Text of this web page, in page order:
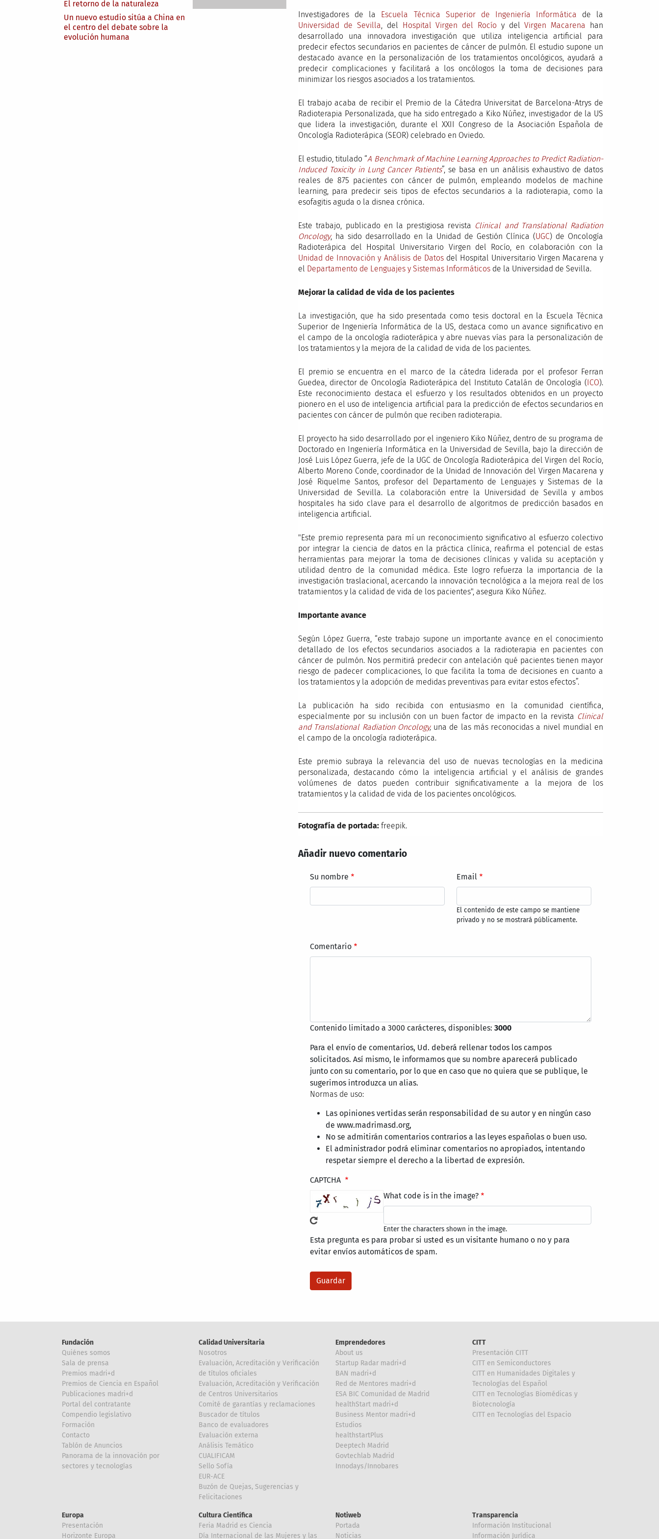
El retorno de la naturaleza
Un nuevo estudio sitúa a China en
el centro del debate sobre la
evolución humana
Investigadores de la Escuela Técnica Superior de Ingeniería Informática de la
Universidad de Sevilla, del Hospital Virgen del Rocío y delVirgen Macarena han
desarrollado una innovadora investigación que utiliza inteligencia artificial para
predecir efectos secundarios en pacientes de cáncer de pulmón. El estudio supone un
destacado avance en la personalización de los tratamientos oncológicos, ayudará a
predecir complicaciones y facilitará a los oncólogos la toma de decisiones para
minimizar los riesgos asociados a los tratamientos.
El trabajo acaba de recibir el Premio de la Cátedra Universitat de Barcelona-Atrys de
Radioterapia Personalizada, que ha sido entregado a Kiko Núñez, investigador de la US
que lidera la investigación, durante el XXII Congreso de la Asociación Española de
Oncología Radioterápica (SEOR) celebrado en Oviedo.
El estudio, titulado “A Benchmark of Machine Learning Approaches to Predict Radiation-
Induced Toxicity in Lung Cancer Patients”, se basa en un análisis exhaustivo de datos
reales de 875 pacientes con cáncer de pulmón, empleando modelos de machine
learning, para predecir seis tipos de efectos secundarios a la radioterapia, como la
esofagitis aguda o la disnea crónica.
Este trabajo, publicado en la prestigiosa revista Clinical and Translational Radiation
Oncology, ha sido desarrollado en la Unidad de Gestión Clínica (UGC) de Oncología
Radioterápica del Hospital Universitario Virgen del Rocío, en colaboración con la
Unidad de Innovación y Análisis de Datosdel Hospital Universitario Virgen Macarena y
el Departamento de Lenguajes y Sistemas Informáticos de la Universidad de Sevilla.
Mejorar la calidad de vida de los pacientes
La investigación, que ha sido presentada como tesis doctoral en la Escuela Técnica
Superior de Ingeniería Informática de la US, destaca como un avance significativo en
el campo de la oncología radioterápica y abre nuevas vías para la personalización de
los tratamientos y la mejora de la calidad de vida de los pacientes.
El premio se encuentra en el marco de la cátedra liderada por el profesor Ferran
Guedea, director de Oncología Radioterápica del Instituto Catalán de Oncología ( ICO).
Este reconocimiento destaca el esfuerzo y los resultados obtenidos en un proyecto
pionero en el uso de inteligencia artificial para la predicción de efectos secundarios en
pacientes con cáncer de pulmón que reciben radioterapia.
El proyecto ha sido desarrollado por el ingeniero Kiko Núñez, dentro de su programa de
Doctorado en Ingeniería Informática en la Universidad de Sevilla, bajo la dirección de
José Luis López Guerra, jefe de la UGC de Oncología Radioterápica del Virgen del Rocío,
Alberto Moreno Conde, coordinador de la Unidad de Innovación del Virgen Macarena y
José Riquelme Santos, profesor del Departamento de Lenguajes y Sistemas de la
Universidad de Sevilla. La colaboración entre la Universidad de Sevilla y ambos
hospitales ha sido clave para el desarrollo de algoritmos de predicción basados en
inteligencia artificial.
"Este premio representa para mí un reconocimiento significativo al esfuerzo colectivo
por integrar la ciencia de datos en la práctica clínica, reafirma el potencial de estas
herramientas para mejorar la toma de decisiones clínicas y valida su aceptación y
utilidad dentro de la comunidad médica. Este logro refuerza la importancia de la
investigación traslacional, acercando la innovación tecnológica a la mejora real de los
tratamientos y la calidad de vida de los pacientes", asegura Kiko Núñez.
Importante avance
Según López Guerra, “este trabajo supone un importante avance en el conocimiento
detallado de los efectos secundarios asociados a la radioterapia en pacientes con
cáncer de pulmón. Nos permitirá predecir con antelación qué pacientes tienen mayor
riesgo de padecer complicaciones, lo que facilita la toma de decisiones en cuanto a
los tratamientos y la adopción de medidas preventivas para evitar estos efectos”.
La publicación ha sido recibida con entusiasmo en la comunidad científica,
especialmente por su inclusión con un buen factor de impacto en la revista Clinical
and Translational Radiation Oncology,una de las más reconocidas a nivel mundial en
el campo de la oncología radioterápica.
Este premio subraya la relevancia del uso de nuevas tecnologías en la medicina
personalizada, destacando cómo la inteligencia artificial y el análisis de grandes
volúmenes de datos pueden contribuir significativamente a la mejora de los
tratamientos y la calidad de vida de los pacientes oncológicos.
Fotografía de portada:freepik.
Añadir nuevo comentario
Su nombre Email
El contenido de este campo se mantiene
privado y no se mostrará públicamente.
Comentario
Contenido limitado a 3000 carácteres, disponibles:3000
Para el envío de comentarios, Ud. deberá rellenar todos los campos
solicitados. Así mismo, le informamos que su nombre aparecerá publicado
junto con su comentario, por lo que en caso que no quiera que se publique, le
sugerimos introduzca un alias.
Normas de uso:
Las opiniones vertidas serán responsabilidad de su autor y en ningún caso
de www.madrimasd.org,
No se admitirán comentarios contrarios a las leyes españolas o buen uso.
El administrador podrá eliminar comentarios no apropiados, intentando
respetar siempre el derecho a la libertad de expresión.
CAPTCHA
What code is in the image?
Enter the characters shown in the image.
Esta pregunta es para probar si usted es un visitante humano o no y para
evitar envíos automáticos de spam.
Fundación
Quiénes somos
Sala de prensa
Premios madri+d
Premios de Ciencia en Español
Publicaciones madri+d
Portal del contratante
Compendio legislativo
Formación
Contacto
Tablón de Anuncios
Panorama de la innovación por
sectores y tecnologías
Calidad Universitaria
Nosotros
Evaluación, Acreditación y Verificación
de títulos oficiales
Evaluación, Acreditación y Verificación
de Centros Universitarios
Comité de garantías y reclamaciones
Buscador de títulos
Banco de evaluadores
Evaluación externa
Análisis Temático
CUALIFICAM
Sello Sofía
EUR-ACE
Buzón de Quejas, Sugerencias y
Felicitaciones
Emprendedores
About us
Startup Radar madri+d
BAN madri+d
Red de Mentores madri+d
ESA BIC Comunidad de Madrid
healthStart madri+d
Business Mentor madri+d
Estudios
healthstartPlus
Deeptech Madrid
Govtechlab Madrid
Innodays/Innobares
CITT
Presentación CITT
CITT en Semiconductores
CITT en Humanidades Digitales y
Tecnologías del Español
CITT en Tecnologías Biomédicas y
Biotecnología
CITT en Tecnologías del Espacio
Europa
Presentación
Horizonte Europa
Cultura Científica
Feria Madrid es Ciencia
Día Internacional de las Mujeres y las
Notiweb
Portada
Noticias
Transparencia
Información Institucional
Información Jurídica